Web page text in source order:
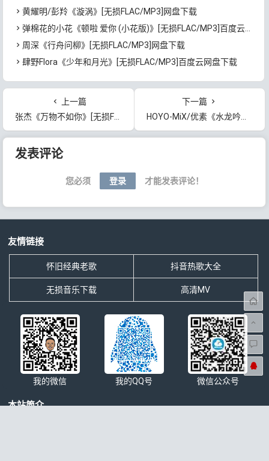
黄耀明/彭羚《漩涡》[无损FLAC/MP3]网盘下载
弹棉花的小花《顿啦 爱你 (小花版)》[无损FLAC/MP3]百度云网盘下载
周深《行舟问柳》[无损FLAC/MP3]网盘下载
肆野Flora《少年和月光》[无损FLAC/MP3]百度云网盘下载
上一篇
张杰《万物不如你》[无损FLAC/MP3]百度云网盘下载
下一篇
HOYO-MiX/优素《水龙吟》[无损FLAC/MP3]百度云网盘下载
发表评论
您必须 登录 才能发表评论！
友情链接
怀旧经典老歌 抖音热歌大全
无损音乐下载 高清MV
我的微信 我的QQ号 微信公众号
本站简介